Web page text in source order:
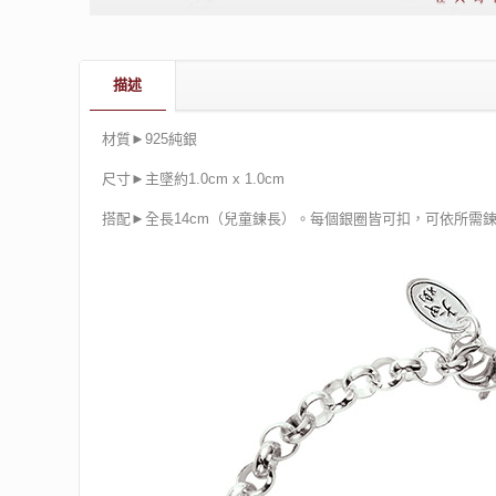
描述
材質►925純銀
尺寸►主墜約1.0cm x 1.0cm
搭配►全長14cm（兒童鍊長）。每個銀圈皆可扣，可依所需